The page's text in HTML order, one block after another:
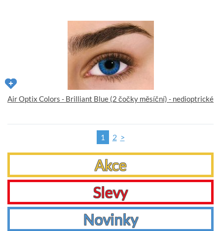
Air Optix Colors - Brilliant Blue (2 čočky měsíční) - nedioptrické
1 2 >
Akce
Slevy
Novinky